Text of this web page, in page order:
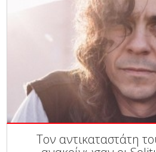
Τον αντικαταστάτη